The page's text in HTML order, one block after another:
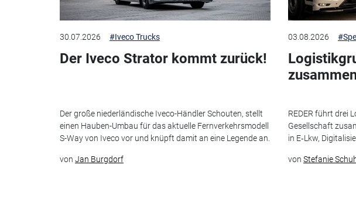
30.07.2026 #Iveco Trucks
Der Iveco Strator kommt zurück!
Der große niederländische Iveco-Händler Schouten, stellt
einen Hauben-Umbau für das aktuelle Fernverkehrsmodell
S-Way von Iveco vor und knüpft damit an eine Legende an.
von Jan Burgdorf
03.08.2026
REDER führt drei
Gesellschaft
in E‑Lkw,
von Stefanie